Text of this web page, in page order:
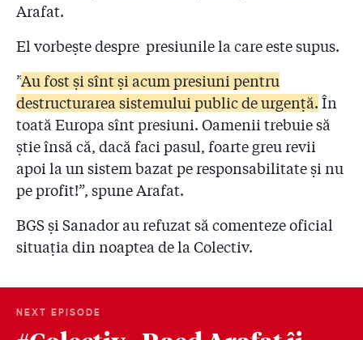
Arafat.
El vorbește despre presiunile la care este supus.
”Au fost și sînt și acum presiuni pentru
destructurarea sistemului public de urgență. În
toată Europa sînt presiuni. Oamenii trebuie să
știe însă că, dacă faci pasul, foarte greu revii
apoi la un sistem bazat pe responsabilitate și nu
pe profit!”, spune Arafat.
BGS și Sanador au refuzat să comenteze oficial
situația din noaptea de la Colectiv.
NEXT EPISODE